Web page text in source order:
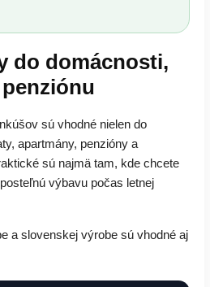
do domácnosti,
sú vhodné nielen do
apartmány, penzióny a
sú najmä tam, kde chcete
výbavu počas letnej
a slovenskej výrobe sú vhodné aj